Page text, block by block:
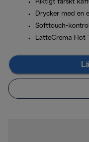
Riktigt färskt
Drycker med en
Softtouch-
LatteCrema Hot